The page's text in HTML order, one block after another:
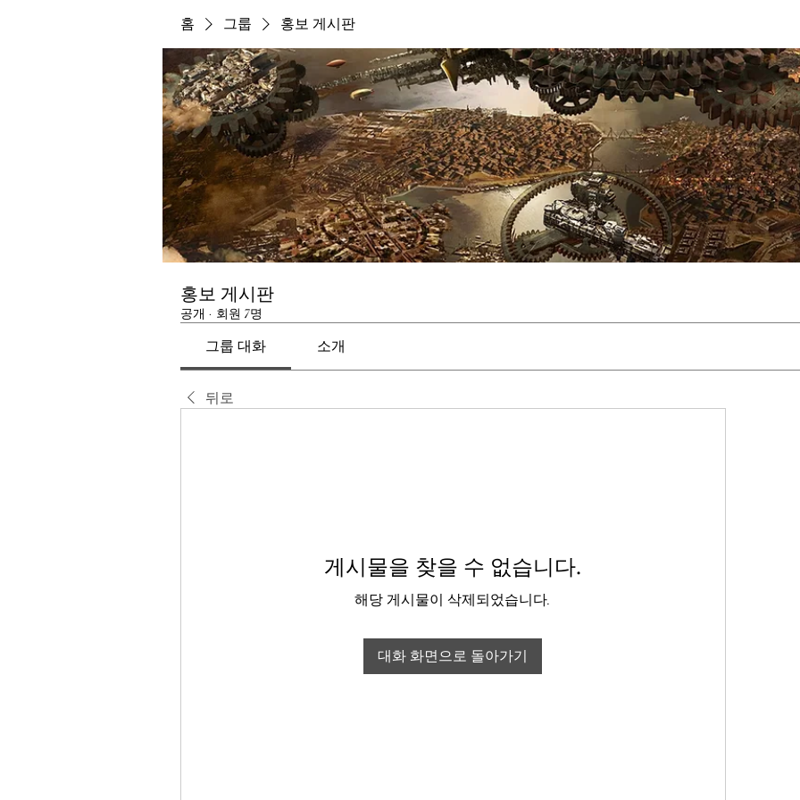
홈 그룹 홍보 게시판
홍보 게시판
공개 · 회원 7명
그룹 대화 소개
뒤로
게시물을 찾을 수 없습니다.
해당 게시물이 삭제되었습니다.
대화 화면으로 돌아가기